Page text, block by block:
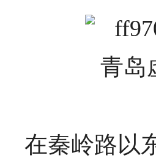
青岛
在秦岭路以